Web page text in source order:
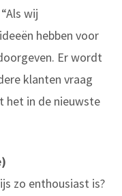
wij
hebben voor
Er wordt
klanten vraag
het in de nieuwste
zo enthousiast is?